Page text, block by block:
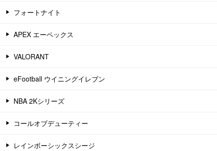
フォートナイト
APEX エーペックス
VALORANT
eFootball ウイニングイレブン
NBA 2Kシリーズ
コールオブデューティー
レインボーシックスシージ